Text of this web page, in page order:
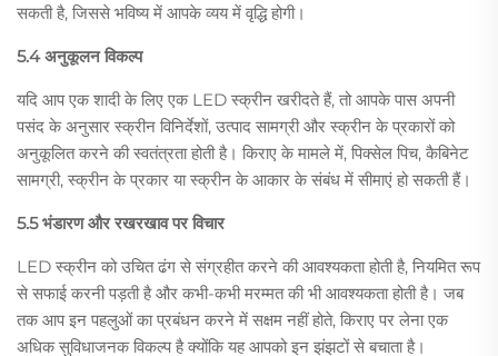
सकती है, जिससे भविष्य में आपके व्यय में वृद्धि होगी।
5.4 अनुकूलन विकल्प
यदि आप एक शादी के लिए एक LED स्क्रीन खरीदते हैं, तो आपके पास अपनी
पसंद के अनुसार स्क्रीन विनिर्देशों, उत्पाद सामग्री और स्क्रीन के प्रकारों को
अनुकूलित करने की स्वतंत्रता होती है। किराए के मामले में, पिक्सेल पिच, कैबिनेट
सामग्री, स्क्रीन के प्रकार या स्क्रीन के आकार के संबंध में सीमाएं हो सकती हैं।
5.5 भंडारण और रखरखाव पर विचार
LED स्क्रीन को उचित ढंग से संग्रहीत करने की आवश्यकता होती है, नियमित रूप
से सफाई करनी पड़ती है और कभी-कभी मरम्मत की भी आवश्यकता होती है। जब
तक आप इन पहलुओं का प्रबंधन करने में सक्षम नहीं होते, किराए पर लेना एक
अधिक सुविधाजनक विकल्प है क्योंकि यह आपको इन झंझटों से बचाता है।